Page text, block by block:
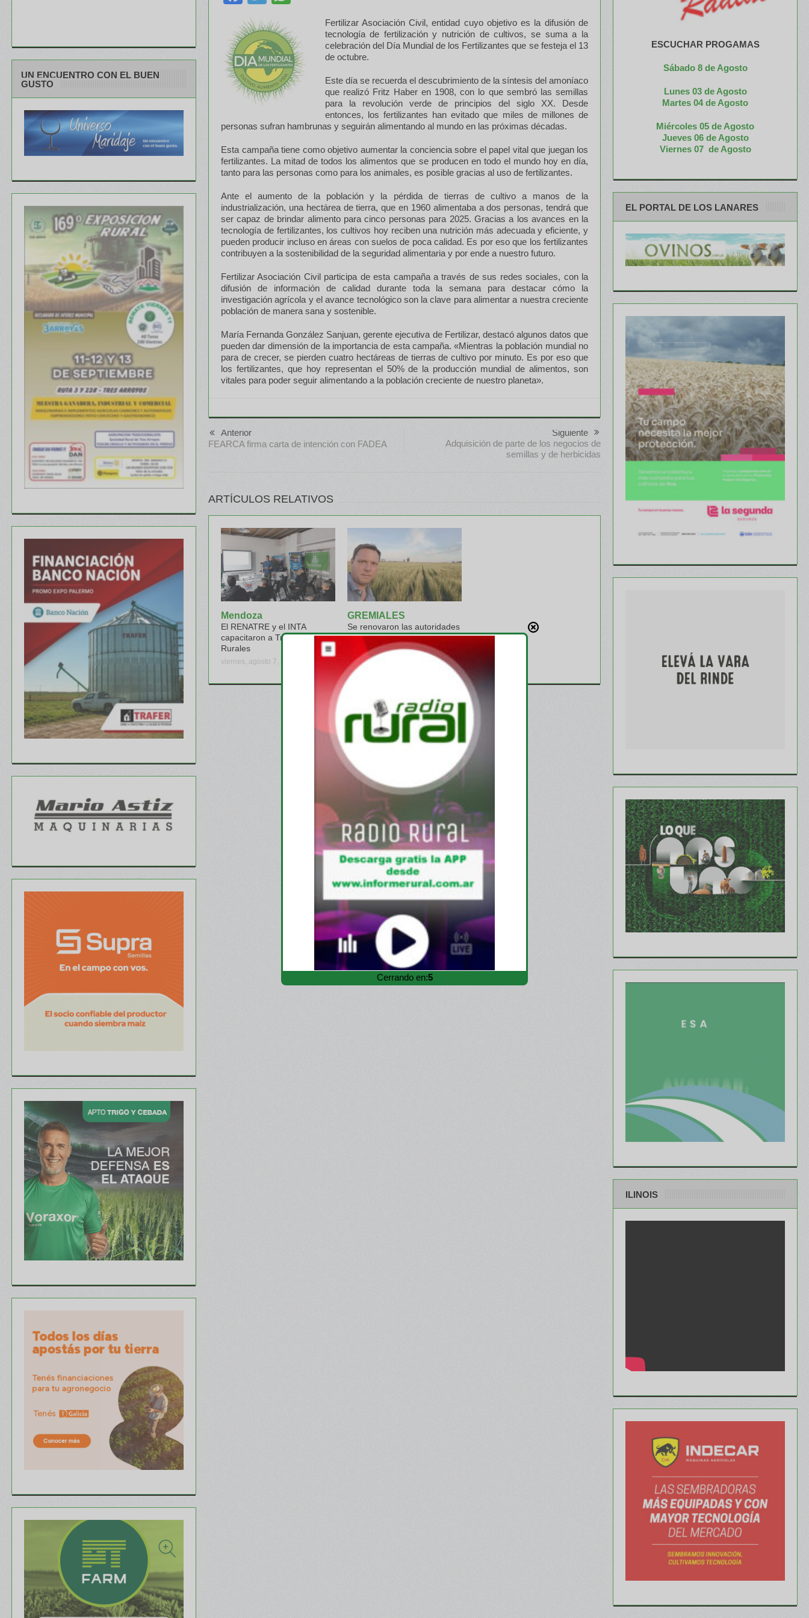
Fertilizar Asociación Civil, entidad cuyo objetivo es la difusión de
tecnología de fertilización y nutrición de cultivos, se suma a la
celebración del Día Mundial de los Fertilizantes que se festeja el 13
de octubre.
Este día se recuerda el descubrimiento de la síntesis del amoníaco
que realizó Fritz Haber en 1908, con lo que sembró las semillas
para la revolución verde de principios del siglo XX. Desde
entonces, los fertilizantes han evitado que miles de millones de
personas sufran hambrunas y seguirán alimentando al mundo en las próximas décadas.
Esta campaña tiene como objetivo aumentar la conciencia sobre el papel vital que juegan los
fertilizantes. La mitad de todos los alimentos que se producen en todo el mundo hoy en día,
tanto para las personas como para los animales, es posible gracias al uso de fertilizantes.
Ante el aumento de la población y la pérdida de tierras de cultivo a manos de la
industrialización, una hectárea de tierra, que en 1960 alimentaba a dos personas, tendrá que
ser capaz de brindar alimento para cinco personas para 2025. Gracias a los avances en la
tecnología de fertilizantes, los cultivos hoy reciben una nutrición más adecuada y eficiente, y
pueden producir incluso en áreas con suelos de poca calidad. Es por eso que los fertilizantes
contribuyen a la sostenibilidad de la seguridad alimentaria y por ende a nuestro futuro.
Fertilizar Asociación Civil participa de esta campaña a través de sus redes sociales, con la
difusión de información de calidad durante toda la semana para destacar cómo la
investigación agrícola y el avance tecnológico son la clave para alimentar a nuestra creciente
población de manera sana y sostenible.
María Fernanda González Sanjuan, gerente ejecutiva de Fertilizar, destacó algunos datos que
pueden dar dimensión de la importancia de esta campaña. «Mientras la población mundial no
para de crecer, se pierden cuatro hectáreas de tierras de cultivo por minuto. Es por eso que
los fertilizantes, que hoy representan el 50% de la producción mundial de alimentos, son
vitales para poder seguir alimentando a la población creciente de nuestro planeta».
Anterior
FEARCA firma carta de intención con FADEA
Siguiente
Adquisición de parte de los negocios de
semillas y de herbicidas
ARTÍCULOS RELATIVOS
Mendoza
El RENATRE y el INTA
capacitaron a Trabajadores
Rurales
viernes, agosto 7, 2026
GREMIALES
Se renovaron las autoridades
en CARBAP, Pablo Ginestet
es el nuevo presidente
viernes, julio 31, 2026
UN ENCUENTRO CON EL BUEN
GUSTO
ESCUCHAR PROGAMAS
Sábado 8 de Agosto
Lunes 03 de Agosto
Martes 04 de Agosto
Miércoles 05 de Agosto
Jueves 06 de Agosto
Viernes 07 de Agosto
EL PORTAL DE LOS LANARES
ILINOIS
Cerrando en:3